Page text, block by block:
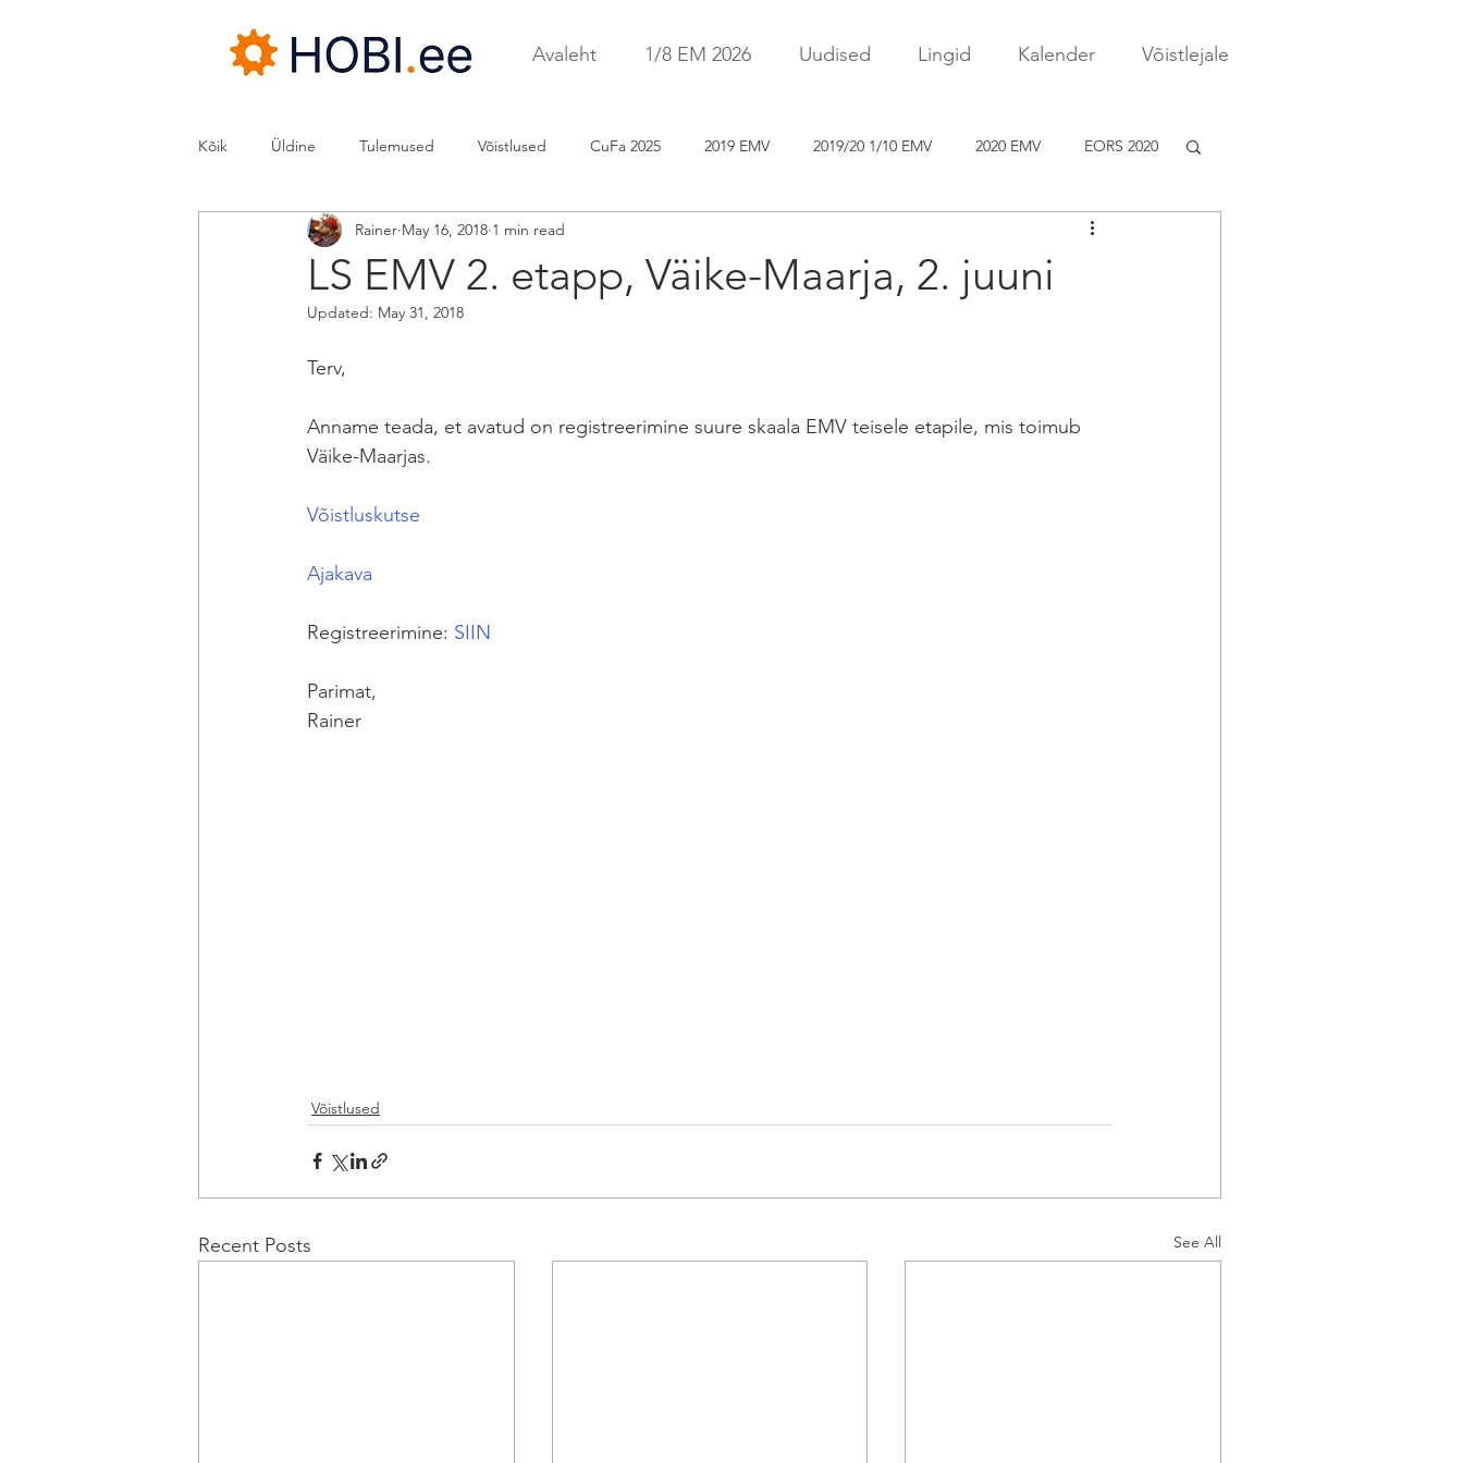
Avaleht 1/8 EM 2026 Uudised Lingid Kalender Võistlejale
Kõik Üldine Tulemused Võistlused CuFa 2025 2019 EMV 2019/20 1/10 EMV 2020 EMV EORS 2020
2020/21 1/10 EMV 2021 CuFa 2021
LS EMV 2. etapp, Väike-Maarja, 2. juuni
Rainer May 16, 2018 1 min read
Updated: May 31, 2018
Terv,
Anname teada, et avatud on registreerimine suure skaala EMV teisele etapile, mis toimub
Väike-Maarjas.
Võistluskutse
Ajakava
Registreerimine: SIIN
Parimat,
Rainer
Võistlused
Recent Posts See All